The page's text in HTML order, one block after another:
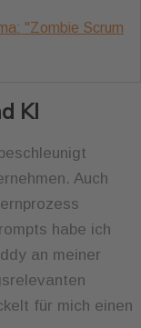
"Zombie Scrum
KI
Auch
habe ich
an meiner
für mich einen